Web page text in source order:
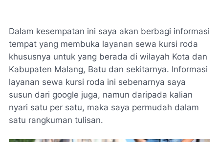
Dalam kesempatan ini saya akan berbagi informasi
tempat yang membuka layanan sewa kursi roda
khususnya untuk yang berada di wilayah Kota dan
Kabupaten Malang, Batu dan sekitarnya. Informasi
layanan sewa kursi roda ini sebenarnya saya
susun dari google juga, namun daripada kalian
nyari satu per satu, maka saya permudah dalam
satu rangkuman tulisan.